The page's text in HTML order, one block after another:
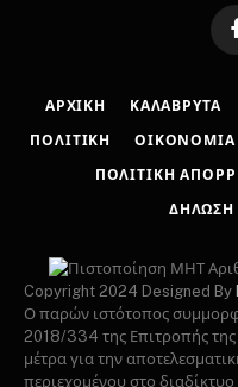
ΑΡΧΙΚΉ ΚΑΛΆΒΡΥΤΑ
ΠΟΛΙΤΙΚΉ ΟΙΚΟΝΟΜΊΑ
ΠΟΛΙΤΙΚΉ
Copyright 2024 Designed By
Ο παρών ιστότοπος
2018/334 της Επιτροπής
μέτρα για την
περιεχομένου στο